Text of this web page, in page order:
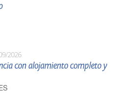
2026
con alojamiento completo y